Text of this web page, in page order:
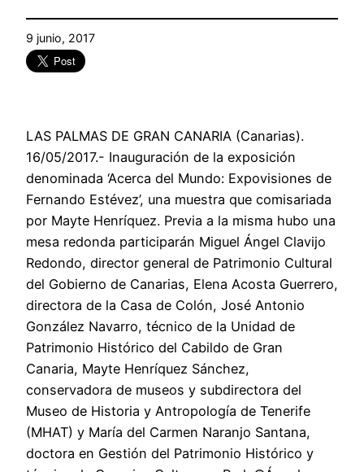
9 junio, 2017
LAS PALMAS DE GRAN CANARIA (Canarias).
16/05/2017.- Inauguración de la exposición
denominada ‘Acerca del Mundo: Expovisiones de
Fernando Estévez’, una muestra que comisariada
por Mayte Henríquez. Previa a la misma hubo una
mesa redonda participarán Miguel Ángel Clavijo
Redondo, director general de Patrimonio Cultural
del Gobierno de Canarias, Elena Acosta Guerrero,
directora de la Casa de Colón, José Antonio
González Navarro, técnico de la Unidad de
Patrimonio Histórico del Cabildo de Gran
Canaria, Mayte Henríquez Sánchez,
conservadora de museos y subdirectora del
Museo de Historia y Antropología de Tenerife
(MHAT) y María del Carmen Naranjo Santana,
doctora en Gestión del Patrimonio Histórico y